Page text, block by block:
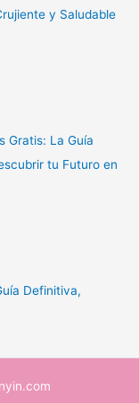
y Saludable
Gratis: La Guía
tu Futuro en
Definitiva,